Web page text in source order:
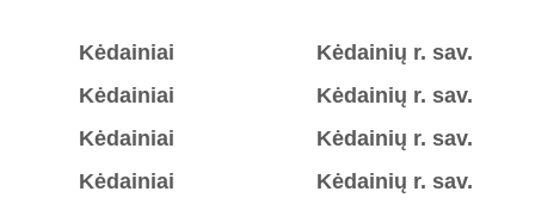
Kėdainiai
Kėdainių r. sav.
Kėdainiai
Kėdainių r. sav.
Kėdainiai
Kėdainių r. sav.
Kėdainiai
Kėdainių r. sav.